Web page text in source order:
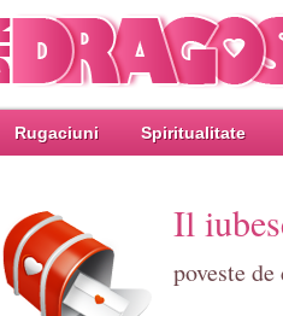
Rugaciuni Spiritualitate
Il
poveste